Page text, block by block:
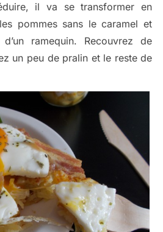
il va se transformer en
pommes sans le caramel et
ramequin. Recouvrez de
un peu de pralin et le reste de